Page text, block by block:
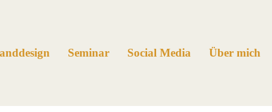
Seminar Social Media Über mich